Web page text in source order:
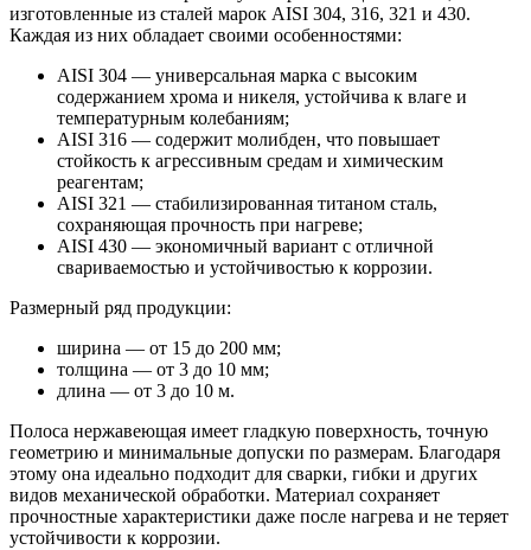
изготовленные из сталей марок AISI 304, 316, 321 и 430.
Каждая из них обладает своими особенностями:
AISI 304 — универсальная марка с высоким
содержанием хрома и никеля, устойчива к влаге и
температурным колебаниям;
AISI 316 — содержит молибден, что повышает
стойкость к агрессивным средам и химическим
реагентам;
AISI 321 — стабилизированная титаном сталь,
сохраняющая прочность при нагреве;
AISI 430 — экономичный вариант с отличной
свариваемостью и устойчивостью к коррозии.
Размерный ряд продукции:
ширина — от 15 до 200 мм;
толщина — от 3 до 10 мм;
длина — от 3 до 10 м.
Полоса нержавеющая имеет гладкую поверхность, точную
геометрию и минимальные допуски по размерам. Благодаря
этому она идеально подходит для сварки, гибки и других
видов механической обработки. Материал сохраняет
прочностные характеристики даже после нагрева и не теряет
устойчивости к коррозии.